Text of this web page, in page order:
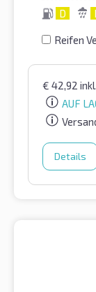
D
Reifen
€ 42,92
AUF
Details